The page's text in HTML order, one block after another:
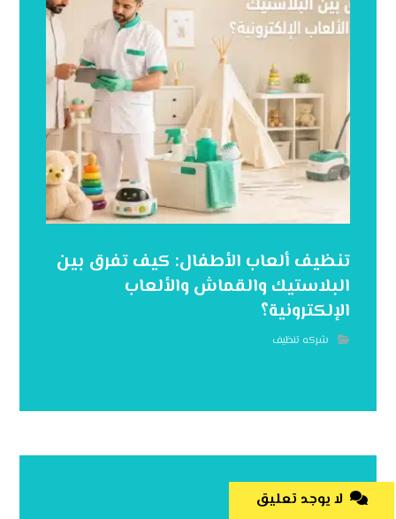
تنظيف ألعاب الأطفال: كيف تفرق بين
البلاستيك والقماش والألعاب
الإلكترونية؟
شركه تنظيف
لا يوجد تعليق